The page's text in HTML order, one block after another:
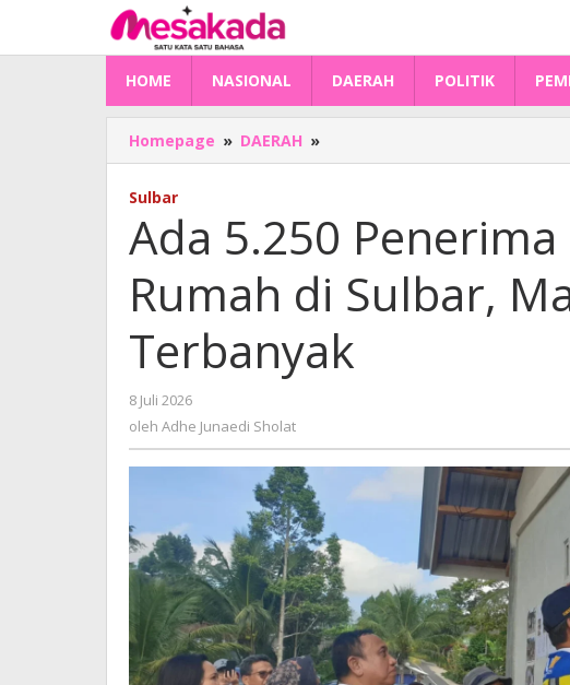
konten
HOME NASIONAL DAERAH POLITIK
Homepage » DAERAH »
5.250
Bedah
Rumah
di
Sulbar,
Polman
Terbanyak
Sulbar
Ada 5.250
Rumah di Sulbar,
Terbanyak
8 Juli 2026
Adhe
Junaedi
oleh Adhe Junaedi Sholat